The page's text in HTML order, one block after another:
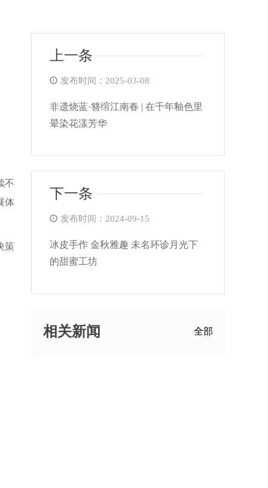
不
体
策
上一条
发布时间：2025-03-08
非遗烧蓝·簪绾江南春 | 在千年釉色里
晕染花漾芳华
下一条
发布时间：2024-09-15
冰皮手作 金秋雅趣 未名环诊月光下
的甜蜜工坊
相关新闻 全部